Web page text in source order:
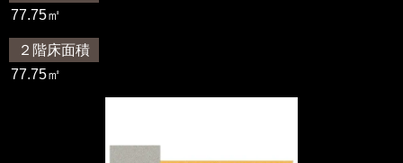
77.75㎡
２階床面積
77.75㎡